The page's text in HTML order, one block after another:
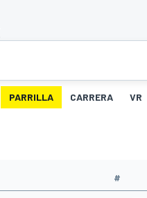
PARRILLA CARRERA VR
#